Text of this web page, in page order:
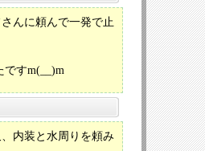
んに頼んで一発で止
すm(__)m
内装と水周りを頼み